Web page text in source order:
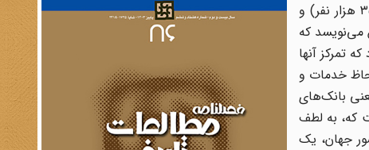
سوبوتسینسکی می‌نویسد که در سال ۱۹۱۰ یک‌صد شهر کوچک و مرکز شهری در ایران وجود داشت، که بزرگترینشان تهران با (۳۵۰ هزار نفر) و
۲۸ میلیون نفر بود. او همچنین می‌نویسد که
که تمرکز آنها
خدمات و
بانک‌های
که، به لطف
جهان، یک